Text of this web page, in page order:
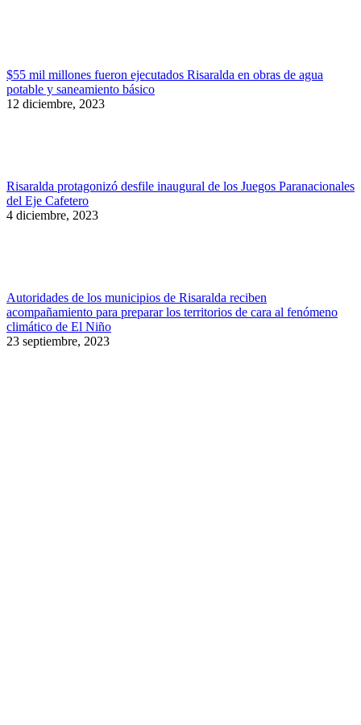
$55 mil millones fueron ejecutados Risaralda en obras de agua
potable y saneamiento básico
12 diciembre, 2023
Risaralda protagonizó desfile inaugural de los Juegos Paranacionales
del Eje Cafetero
4 diciembre, 2023
Autoridades de los municipios de Risaralda reciben
acompañamiento para preparar los territorios de cara al fenómeno
climático de El Niño
23 septiembre, 2023